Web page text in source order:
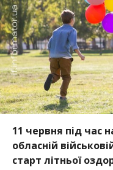
11 червня під час
обласній
старт літньої